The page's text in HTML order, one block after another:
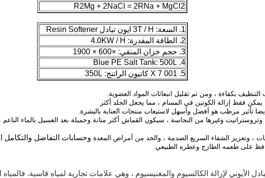
R2Mg + 2NaCl = 2RNa + MgCl2
1. السعة: 3T / H
ايون تبادل Resin Softener
2. الطاقة المقدرة: 4.0KW / H
3. حجم خزان المنقي:
×600 × 1900
4. Blue PE Salt Tank: 500L
5. 001 X 7 كاتيون الراتنج: 350L
بكفاءة ، ومن ثم تقليل انبعاثات المواد العضوية.
يمكن فقط إزالة الكوتين في المسام ، مما يجعل الجلد أكثر
تأثير مرطب هو أفضل وأسهل لاستيعاب منتجات العناية بالبشرة.
وجميلة بعد الغسيل بالماء
، وتعزيز الشفاء السريع الصدمة ، والحد من أمراض المعدة وحسابات التفاضل والتكامل
على طعمه الطازج وعطره الطبيعي.
الأيوني لإزالة الكالسيوم والمغنيسيوم ، وهي علامات تجارية لمياه قاسية.